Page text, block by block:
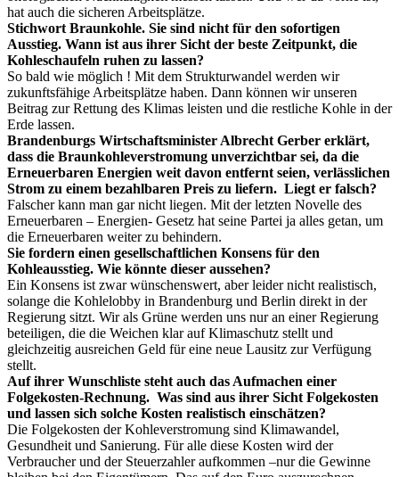
hat auch die sicheren Arbeitsplätze.
Stichwort Braunkohle. Sie sind nicht für den sofortigen
Ausstieg. Wann ist aus ihrer Sicht der beste Zeitpunkt, die
Kohleschaufeln ruhen zu lassen?
So bald wie möglich ! Mit dem Strukturwandel werden wir
zukunftsfähige Arbeitsplätze haben. Dann können wir unseren
Beitrag zur Rettung des Klimas leisten und die restliche Kohle in der
Erde lassen.
Brandenburgs Wirtschaftsminister Albrecht Gerber erklärt,
dass die Braunkohleverstromung unverzichtbar sei, da die
Erneuerbaren Energien weit davon entfernt seien, verlässlichen
Strom zu einem bezahlbaren Preis zu liefern. Liegt er falsch?
Falscher kann man gar nicht liegen. Mit der letzten Novelle des
Erneuerbaren – Energien- Gesetz hat seine Partei ja alles getan, um
die Erneuerbaren weiter zu behindern.
Sie fordern einen gesellschaftlichen Konsens für den
Kohleausstieg. Wie könnte dieser aussehen?
Ein Konsens ist zwar wünschenswert, aber leider nicht realistisch,
solange die Kohlelobby in Brandenburg und Berlin direkt in der
Regierung sitzt. Wir als Grüne werden uns nur an einer Regierung
beteiligen, die die Weichen klar auf Klimaschutz stellt und
gleichzeitig ausreichen Geld für eine neue Lausitz zur Verfügung
stellt.
Auf ihrer Wunschliste steht auch das Aufmachen einer
Folgekosten-Rechnung. Was sind aus ihrer Sicht Folgekosten
und lassen sich solche Kosten realistisch einschätzen?
Die Folgekosten der Kohleverstromung sind Klimawandel,
Gesundheit und Sanierung. Für alle diese Kosten wird der
Verbraucher und der Steuerzahler aufkommen –nur die Gewinne